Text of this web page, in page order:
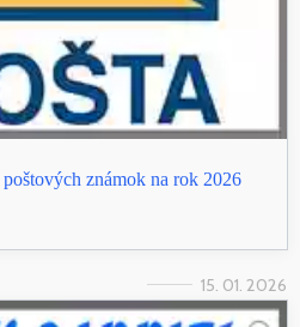
známok na rok 2026
15. 01. 2026